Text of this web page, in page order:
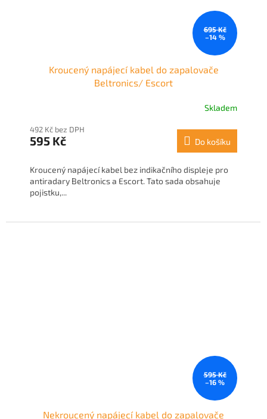
695 Kč
–14 %
Kroucený napájecí kabel do zapalovače
Beltronics/ Escort
Skladem
492 Kč bez DPH
595 Kč Do košíku
Kroucený napájecí kabel bez indikačního displeje pro
antiradary Beltronics a Escort. Tato sada obsahuje
pojistku,...
595 Kč
–16 %
Nekroucený napájecí kabel do zapalovače